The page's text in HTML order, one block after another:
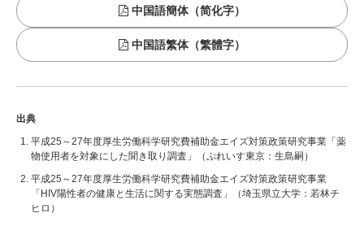
中国語簡体（简化字）
中国語繁体（繁體字）
出典
平成25～27年度厚生労働科学研究費補助金エイズ対策政策研究事業「薬
物使用者を対象にした聞き取り調査」（ぷれいす東京：生島嗣）
平成25～27年度厚生労働科学研究費補助金エイズ対策政策研究事業
「HIV陽性者の健康と生活に関する実態調査」（埼玉県立大学：若林チ
ヒロ）